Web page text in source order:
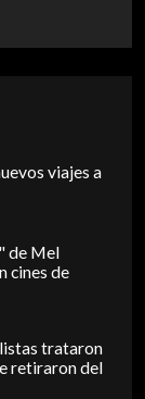
viajes a
de Mel
cines de
trataron
retiraron del